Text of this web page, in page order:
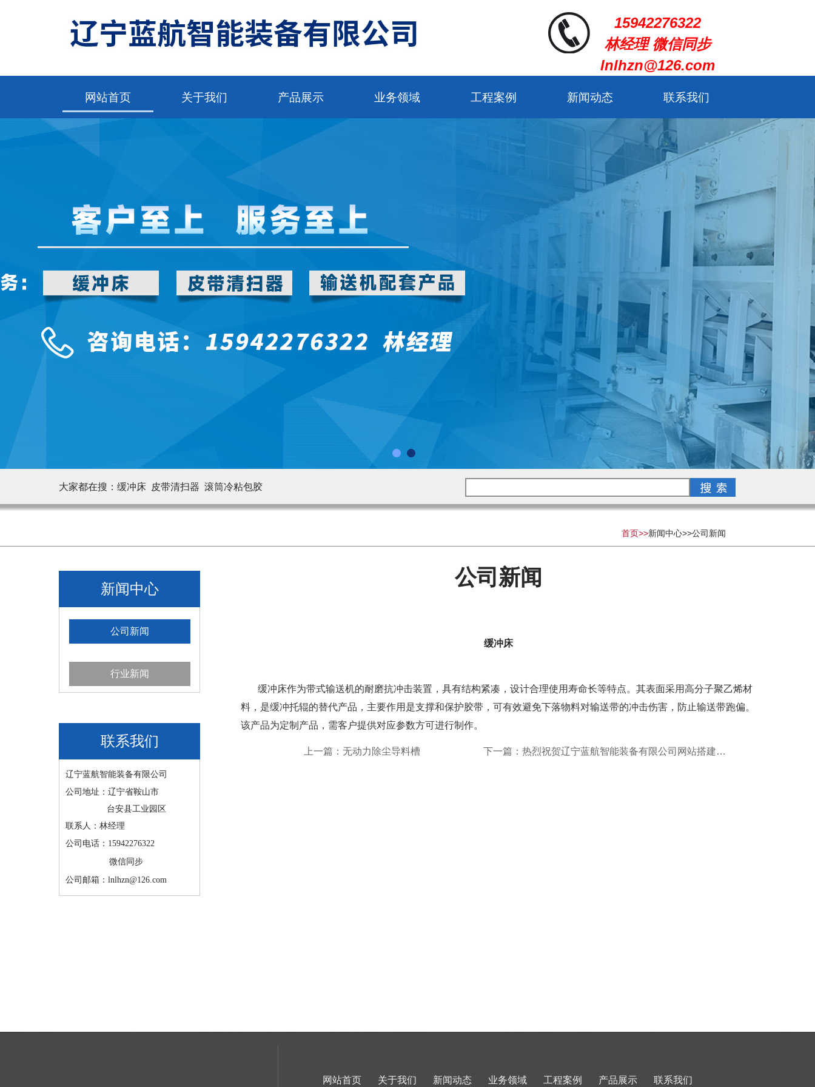
15942276322
林经理 微信同步
lnlhzn@126.com
网站首页 关于我们 产品展示 业务领域 工程案例 新闻动态 联系我们
大家都在搜： 缓冲床 皮带清扫器 滚筒冷粘包胶
首页>>新闻中心>>公司新闻
新闻中心
公司新闻
行业新闻
联系我们
辽宁蓝航智能装备有限公司
公司地址：辽宁省鞍山市
台安县工业园区
联系人：林经理
公司电话：15942276322
微信同步
公司邮箱：lnlhzn@126.com
公司新闻
缓冲床
缓冲床作为带式输送机的耐磨抗冲击装置，具有结构紧凑，设计合理使用寿命长等特点。其表面采用高分子聚乙烯材
料，是缓冲托辊的替代产品，主要作用是支撑和保护胶带，可有效避免下落物料对输送带的冲击伤害，防止输送带跑偏。
该产品为定制产品，需客户提供对应参数方可进行制作。
上一篇：无动力除尘导料槽 下一篇：热烈祝贺辽宁蓝航智能装备有限公司网站搭建成功！
网站首页 关于我们 新闻动态 业务领域 工程案例 产品展示 联系我们